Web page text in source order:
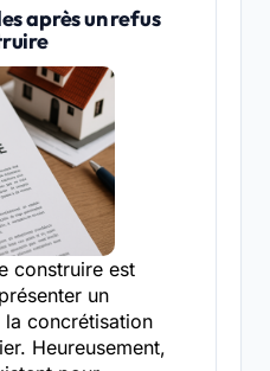
après un refus
construire est
un
concrétisation
Heureusement,